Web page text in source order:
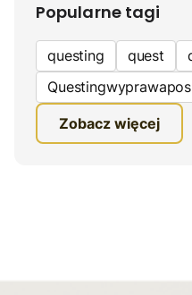
Popularne tagi
questing quest
edukacyjna gra
fundacja questingu
Zobacz więcej